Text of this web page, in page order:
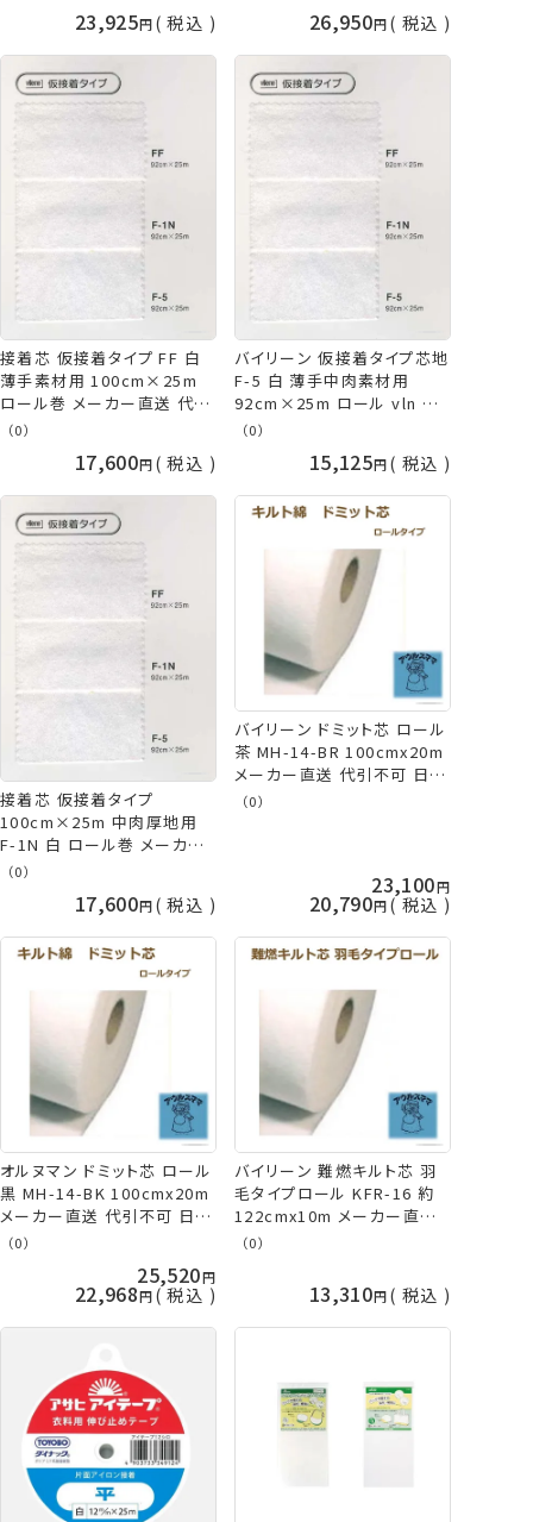
23,925 税込 26,950 税込
接着芯 仮接着タイプ FF 白
薄手素材用 100cm×25m
ロール巻 メーカー直送 代引
不可 日時指定不可 バイリー
（0）
17,600 税込
バイリーン 仮接着タイプ芯地
F-5 白 薄手中肉素材用
92cm×25m ロール vln 手
芸の山久
（0）
15,125 税込
接着芯 仮接着タイプ
100cm×25m 中肉厚地用
F-1N 白 ロール巻 メーカー
直送 代引不可 日時指定不可
（0）
17,600 税込
バイリーン ドミット芯 ロール
茶 MH-14-BR 100cmx20m
メーカー直送 代引不可 日時
指定不可 アウルスママS キ
（0）
23,100
20,790 税込
オルヌマン ドミット芯 ロール
黒 MH-14-BK 100cmx20m
メーカー直送 代引不可 日時
指定不可 アウルスママS キ
（0）
25,520
22,968 税込
バイリーン 難燃キルト芯 羽
毛タイプロール KFR-16 約
122cmx10m メーカー直送
代引不可 日時指定不可 アウ
ヌマン 手芸の山久
（0）
13,310 税込